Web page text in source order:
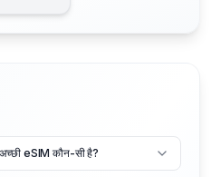
eSIM कौन-सी है?